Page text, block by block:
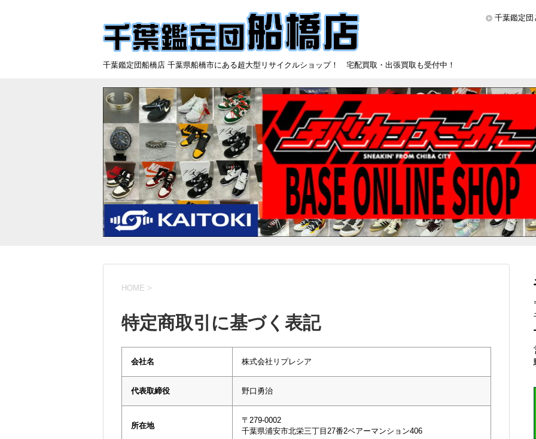
千葉鑑定団船橋店 千葉県船橋市にある超大型リサイクルショップ！ 宅配買取・出張買取も受付中！
千葉鑑定団
HOME >
特定商取引に基づく表記
会社名 株式会社リプレシア
代表取締役 野口勇治
所在地
〒279-0002
千葉県浦安市北栄三丁目27番2ベアーマンション406